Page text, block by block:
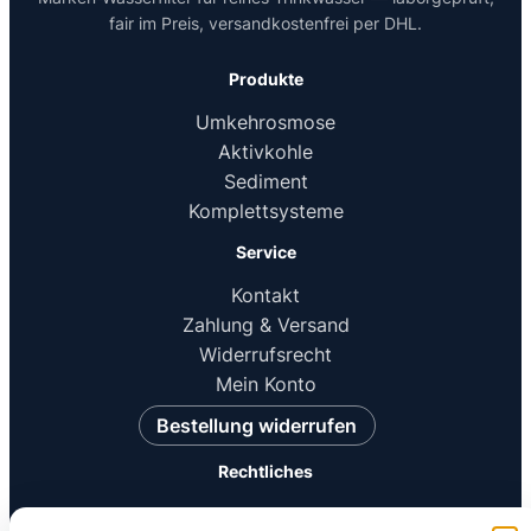
fair im Preis, versandkostenfrei per DHL.
Produkte
Umkehrosmose
Aktivkohle
Sediment
Komplettsysteme
Service
Kontakt
Zahlung & Versand
Widerrufsrecht
Mein Konto
Bestellung widerrufen
Rechtliches
Impressum